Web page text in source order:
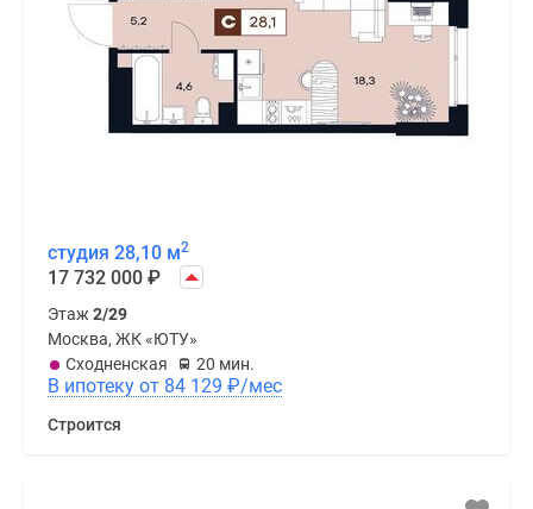
студия 28,10 м2
17 732 000 ₽
Этаж2/29
Москва, ЖК «ЮТУ»
Сходненская
20 мин.
В ипотеку от 84 129 ₽/мес
Строится